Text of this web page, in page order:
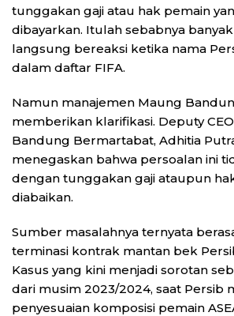
tunggakan gaji atau hak pemain
dibayarkan. Itulah sebabnya
langsung bereaksi ketika nama
dalam daftar FIFA.
Namun manajemen Maung
memberikan klarifikasi. Deputy
Bandung Bermartabat, Adhitia
menegaskan bahwa persoalan ini
dengan tunggakan gaji ataupun
diabaikan.
Sumber masalahnya ternyata
terminasi kontrak mantan bek
Kasus yang kini menjadi sorotan
dari musim 2023/2024, saat Persib
penyesuaian komposisi pemain